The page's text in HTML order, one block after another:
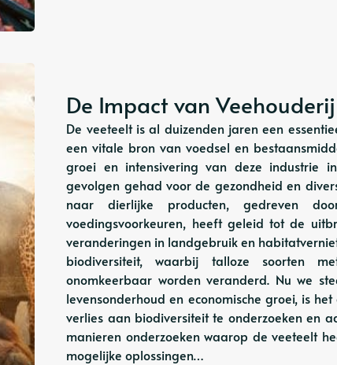
De Impact van
De veeteelt is al duizenden jaren een
een vitale bron van voedsel en
groei en intensivering van deze industrie
gevolgen gehad voor de gezondheid en
naar dierlijke producten, gedreven
voedingsvoorkeuren, heeft geleid tot de
veranderingen in landgebruik en
biodiversiteit, waarbij talloze soorten
onomkeerbaar worden veranderd. Nu we
levensonderhoud en economische groei, is
verlies aan biodiversiteit te onderzoeken en
manieren onderzoeken waarop de veeteelt
mogelijke oplossingen…